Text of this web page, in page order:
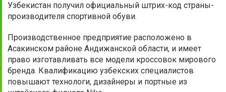
Узбекистан получил официальный штрих-код страны-
производителя спортивной обуви.
Производственное предприятие расположено в
Асакинском районе Андижанской области, и имеет
право изготавливать все модели кроссовок мирового
бренда. Квалификацию узбекских специалистов
повышают технологи, дизайнеры и портные из